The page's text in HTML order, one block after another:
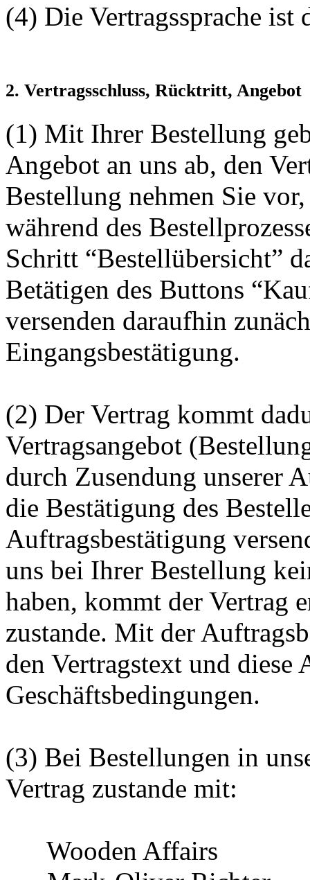
(4) Die Vertragssprache ist
2. Vertragsschluss, Rücktritt, Angebot
(1) Mit Ihrer Bestellung
Angebot an uns ab, den
Bestellung nehmen Sie
während des
Schritt “Bestellübersicht”
Betätigen des Buttons
versenden daraufhin
Eingangsbestätigung.
(2) Der Vertrag kommt
Vertragsangebot
durch Zusendung unserer
die Bestätigung des
Auftragsbestätigung
uns bei Ihrer Bestellung
haben, kommt der Vertrag
zustande. Mit der
den Vertragstext und diese
Geschäftsbedingungen.
(3) Bei Bestellungen in
Vertrag zustande mit:
Wooden Affairs